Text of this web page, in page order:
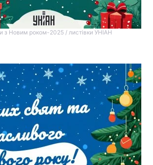
з Новим роком-2025 / листівки УНІАН